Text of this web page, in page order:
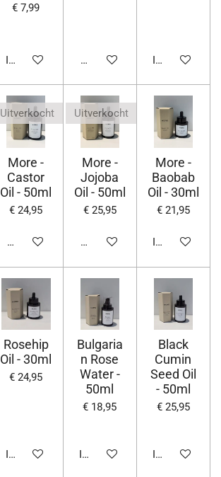
€ 7,99
In winkelwagen Houd mij op de hoogte
In
Uitverkocht
More -
Castor
Oil - 50ml
€ 24,95
Houd mij op de hoogte
Uitverkocht
More -
Jojoba
Oil - 50ml
€ 25,95
Houd mij op de hoogte
More -
Baobab
Oil - 30ml
€ 21,95
In
Rosehip
Oil - 30ml
€ 24,95
In winkelwagen
Bulgaria
n Rose
Water -
50ml
€ 18,95
In winkelwagen
Black
Cumin
Seed Oil
- 50ml
€ 25,95
In